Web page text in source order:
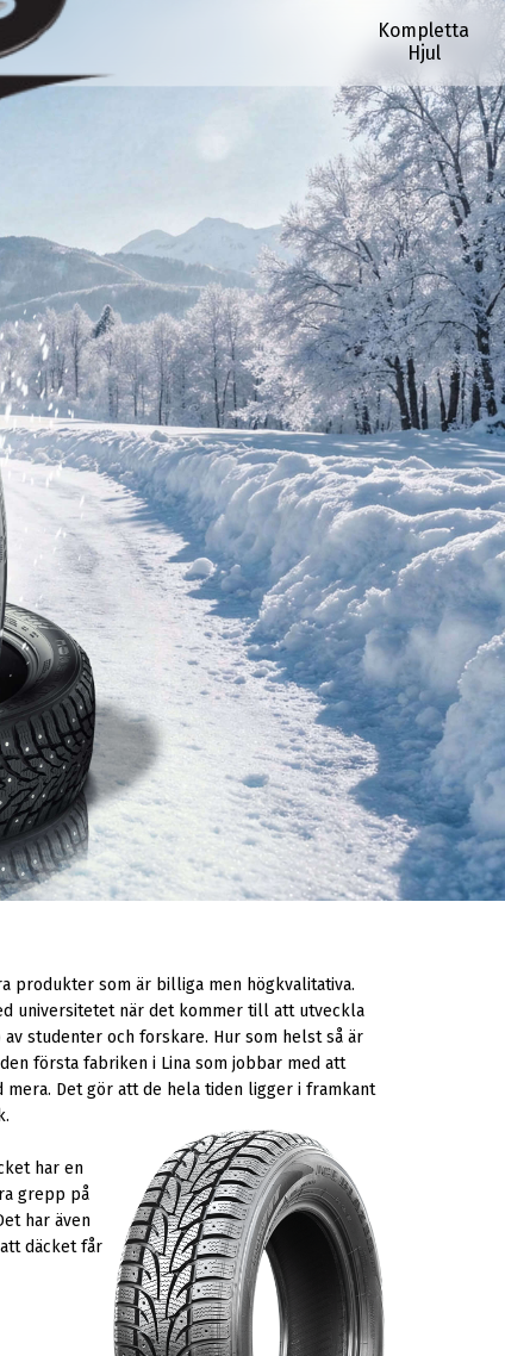
Kompletta
Hjul
produkter som är billiga men högkvalitativa.
universitetet när det kommer till att utveckla
studenter och forskare. Hur som helst så är
första fabriken i Lina som jobbar med att
Det gör att de hela tiden ligger i framkant
har en
grepp på
har även
däcket får